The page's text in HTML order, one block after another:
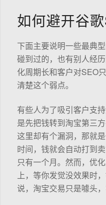
如何避开谷
下面主要说明一些最典
碰到过的，也有别人经
化周期长和客户对SEO
清楚这个弱点。
有些人为了吸引客户支
是先把钱转到淘宝第三
这里却有个漏洞，那就
时间，钱就会自动打到
只有一个月。然而，优
上，等你发觉没效果时
说，淘宝交易只是噱头